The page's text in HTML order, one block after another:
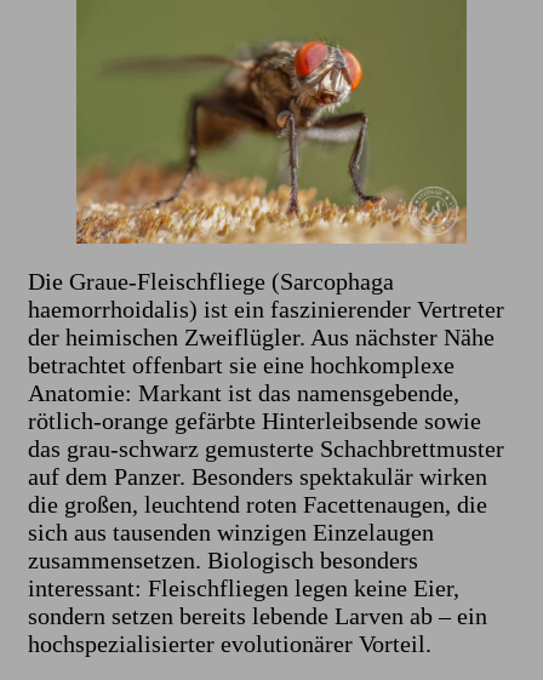
Die Graue-Fleischfliege (Sarcophaga
haemorrhoidalis) ist ein faszinierender Vertreter
der heimischen Zweiflügler. Aus nächster Nähe
betrachtet offenbart sie eine hochkomplexe
Anatomie: Markant ist das namensgebende,
rötlich-orange gefärbte Hinterleibsende sowie
das grau-schwarz gemusterte Schachbrettmuster
auf dem Panzer. Besonders spektakulär wirken
die großen, leuchtend roten Facettenaugen, die
sich aus tausenden winzigen Einzelaugen
zusammensetzen. Biologisch besonders
interessant: Fleischfliegen legen keine Eier,
sondern setzen bereits lebende Larven ab – ein
hochspezialisierter evolutionärer Vorteil.